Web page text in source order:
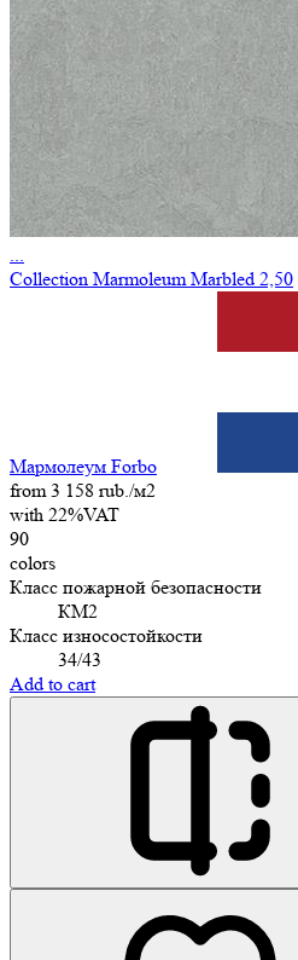
...
Collection Marmoleum Marbled 2,50
Мармолеум Forbo
from 3 158 rub./м2
with 22%VAT
90
colors
Класс пожарной безопасности
КМ2
Класс износостойкости
34/43
Add to cart